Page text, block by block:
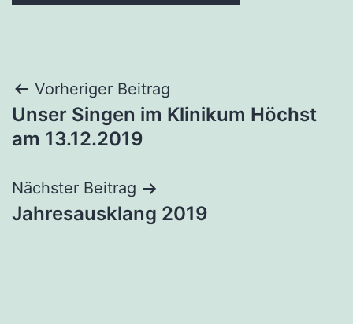
Beitragsnavigation
Vorheriger Beitrag
Unser Singen im Klinikum Höchst
am 13.12.2019
Nächster Beitrag
Jahresausklang 2019